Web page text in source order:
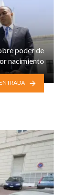
poder de
nacimiento